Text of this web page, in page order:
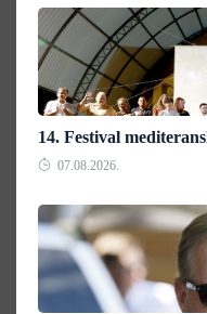
14. Festival
07.08.2026.